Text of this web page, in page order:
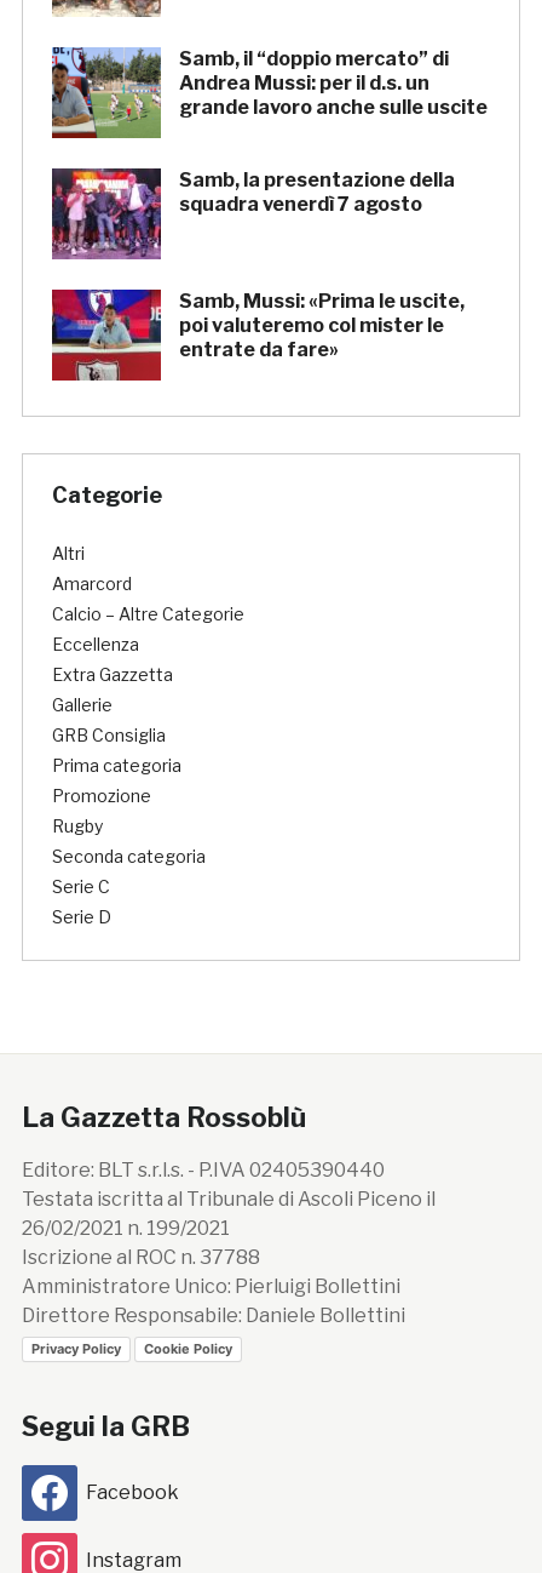
Samb, il “doppio mercato” di
Andrea Mussi: per il d.s. un
grande lavoro anche sulle uscite
Samb, la presentazione della
squadra venerdì 7 agosto
Samb, Mussi: «Prima le uscite,
poi valuteremo col mister le
entrate da fare»
Categorie
Altri
Amarcord
Calcio – Altre Categorie
Eccellenza
Extra Gazzetta
Gallerie
GRB Consiglia
Prima categoria
Promozione
Rugby
Seconda categoria
Serie C
Serie D
La Gazzetta Rossoblù
Editore: BLT s.r.l.s. - P.IVA 02405390440
Testata iscritta al Tribunale di Ascoli Piceno il
26/02/2021 n. 199/2021
Iscrizione al ROC n. 37788
Amministratore Unico: Pierluigi Bollettini
Direttore Responsabile: Daniele Bollettini
Privacy Policy Cookie Policy
Segui la GRB
Facebook
Instagram